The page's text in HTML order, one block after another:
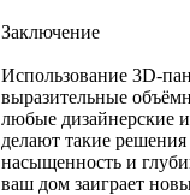
Заключение
Использование 3D-
выразительные
любые дизайнерские
делают такие
насыщенность и
ваш дом заиграет